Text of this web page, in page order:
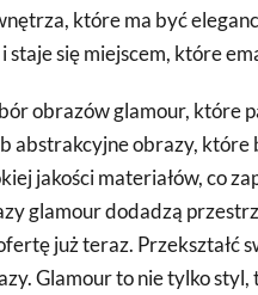
które ma być
się miejscem, które
obrazów glamour, które
abstrakcyjne obrazy,
jakości materiałów, co
glamour dodadzą
już teraz.
Glamour to nie tylko styl,